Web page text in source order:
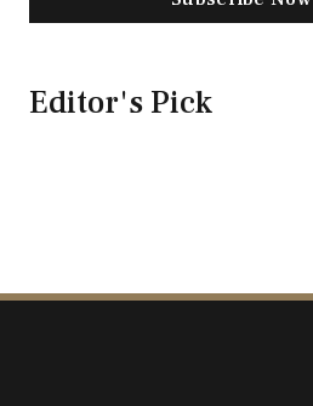
Editor's Pick